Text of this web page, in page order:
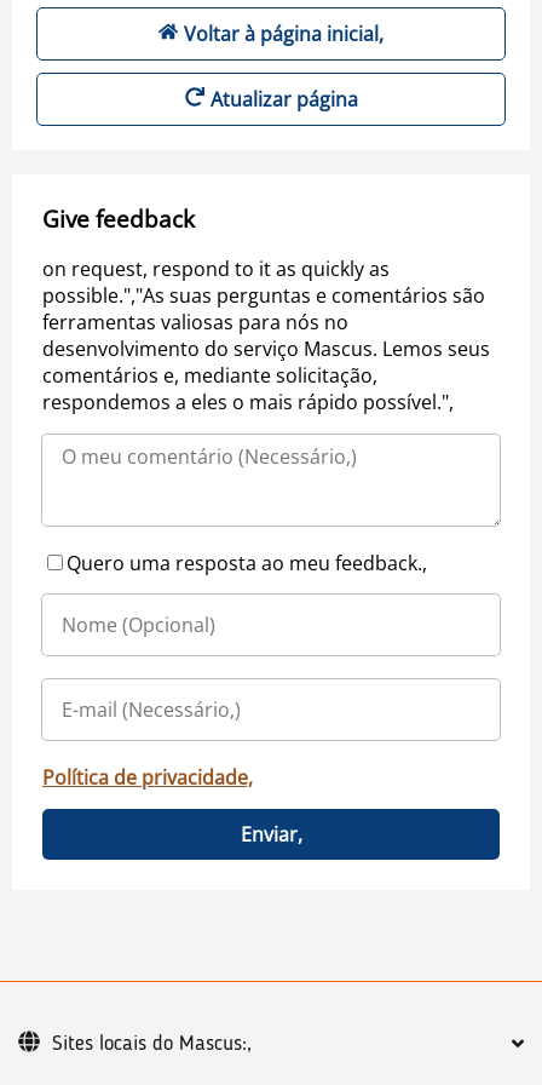
Voltar à página inicial,
Atualizar página
Give feedback
on request, respond to it as quickly as
possible.","As suas perguntas e comentários são
ferramentas valiosas para nós no
desenvolvimento do serviço Mascus. Lemos seus
comentários e, mediante solicitação,
respondemos a eles o mais rápido possível.",
Quero uma resposta ao meu feedback.,
Política de privacidade,
Enviar,
Sites locais do Mascus:,